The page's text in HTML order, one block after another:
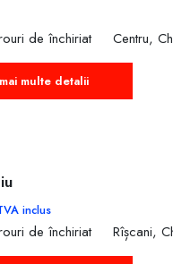
de închiriat Centru,
multe detalii
inclus
de închiriat Rîșcani,